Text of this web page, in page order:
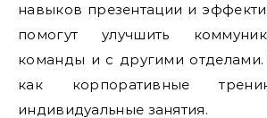
навыков презентации и
помогут улучшить
команды и с другими отделами.
как корпоративные
индивидуальные занятия.